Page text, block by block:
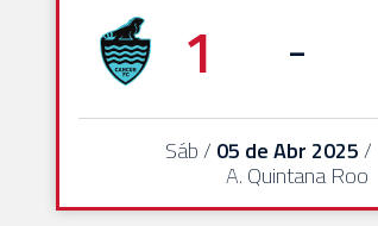
CHIVABONOS
DEPORTIVOS
1 -
Sáb / 05 de Abr 2025/
A. Quintana Roo